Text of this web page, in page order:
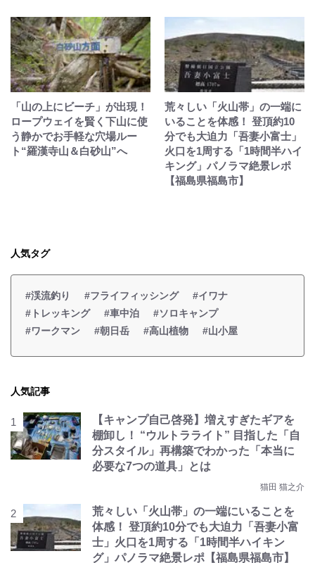
「山の上にビーチ」が出現！
ロープウェイを賢く下山に使
う静かでお手軽な穴場ルー
ト“羅漢寺山＆白砂山”へ
荒々しい「火山帯」の一端に
いることを体感！ 登頂約10
分でも大迫力「吾妻小富士」
火口を1周する「1時間半ハイ
キング」パノラマ絶景レポ
【福島県福島市】
人気タグ
#渓流釣り #フライフィッシング
#イワナ
#トレッキング
#車中泊
#ソロキャンプ
#ワークマン
#朝日岳 #高山植物 #山小屋
人気記事
【キャンプ自己啓発】増えすぎたギアを
棚卸し！ “ウルトラライト” 目指した「自
分スタイル」再構築でわかった「本当に
必要な7つの道具」とは
猫田 猫之介
荒々しい「火山帯」の一端にいることを
体感！ 登頂約10分でも大迫力「吾妻小富
士」火口を1周する「1時間半ハイキン
グ」パノラマ絶景レポ【福島県福島市】